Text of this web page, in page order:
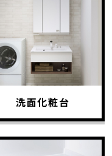
洗面化粧台